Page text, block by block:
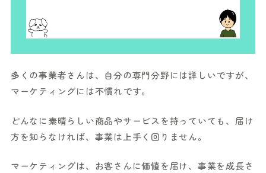
多くの事業者さんは、自分の専門分野には詳しいですが、
マーケティングには不慣れです。
どんなに素晴らしい商品やサービスを持っていても、届け
方を知らなければ、事業は上手く回りません。
マーケティングは、お客さんに価値を届け、事業を成長さ